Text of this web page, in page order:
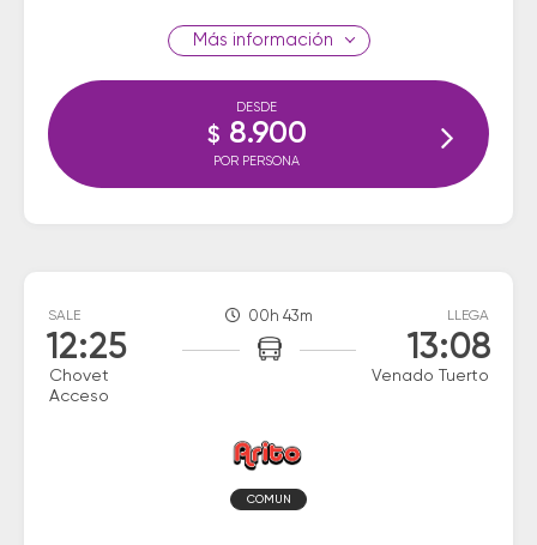
información
DESDE
$ 8.900
POR PERSONA
SALE
12:25
Chovet
Acceso
00h 43m LLEGA
13:08
Venado Tuerto
COMUN